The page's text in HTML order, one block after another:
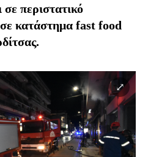
περιστατικό
κατάστημα fast food